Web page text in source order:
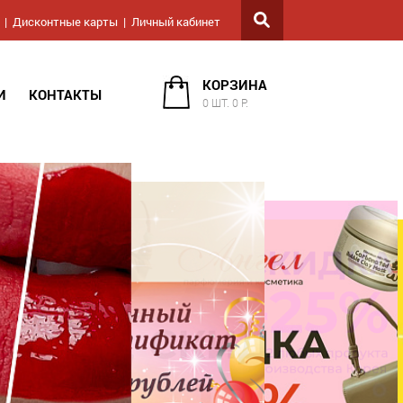
Дисконтные карты Личный кабинет
КОНТАКТЫ
КОРЗИНА
0 ШТ. 0 Р.